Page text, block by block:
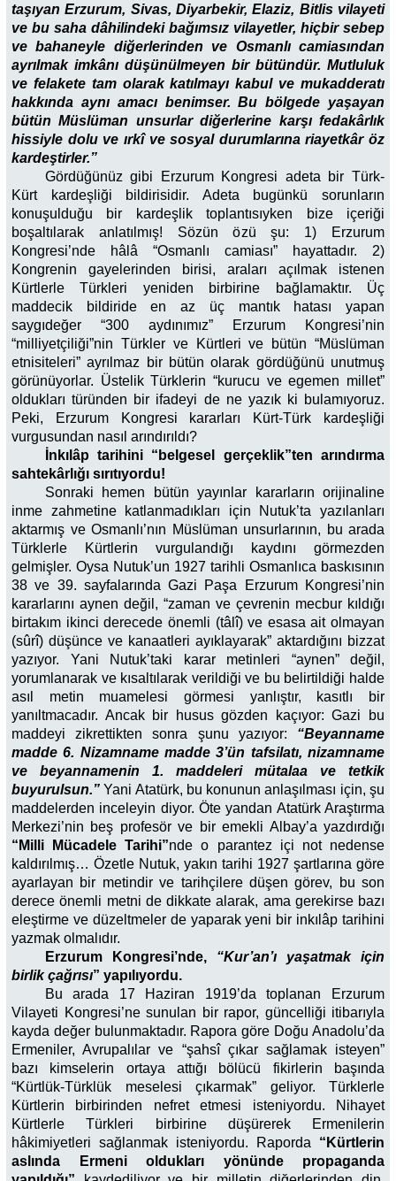
taşıyan Erzurum, Sivas, Diyarbekir, Elaziz, Bitlis vilayeti
ve bu saha dâhilindeki bağımsız vilayetler, hiçbir sebep
ve bahaneyle diğerlerinden ve Osmanlı camiasından
ayrılmak imkânı düşünülmeyen bir bütündür. Mutluluk
ve felakete tam olarak katılmayı kabul ve mukadderatı
hakkında aynı amacı benimser. Bu bölgede yaşayan
bütün Müslüman unsurlar diğerlerine karşı fedakârlık
hissiyle dolu ve ırkî ve sosyal durumlarına riayetkâr öz
kardeştirler.”
Gördüğünüz gibi Erzurum Kongresi adeta bir Türk-
Kürt kardeşliği bildirisidir. Adeta bugünkü sorunların
konuşulduğu bir kardeşlik toplantısıyken bize içeriği
boşaltılarak anlatılmış! Sözün özü şu: 1) Erzurum
Kongresi’nde hâlâ “Osmanlı camiası” hayattadır. 2)
Kongrenin gayelerinden birisi, araları açılmak istenen
Kürtlerle Türkleri yeniden birbirine bağlamaktır. Üç
maddecik bildiride en az üç mantık hatası yapan
saygıdeğer “300 aydınımız” Erzurum Kongresi’nin
“milliyetçiliği”nin Türkler ve Kürtleri ve bütün “Müslüman
etnisiteleri” ayrılmaz bir bütün olarak gördüğünü unutmuş
görünüyorlar. Üstelik Türklerin “kurucu ve egemen millet”
oldukları türünden bir ifadeyi de ne yazık ki bulamıyoruz.
Peki, Erzurum Kongresi kararları Kürt-Türk kardeşliği
vurgusundan nasıl arındırıldı?
İnkılâp tarihini “belgesel gerçeklik”ten arındırma
sahtekârlığı sırıtıyordu!
Sonraki hemen bütün yayınlar kararların orijinaline
inme zahmetine katlanmadıkları için Nutuk’ta yazılanları
aktarmış ve Osmanlı’nın Müslüman unsurlarının, bu arada
Türklerle Kürtlerin vurgulandığı kaydını görmezden
gelmişler. Oysa Nutuk’un 1927 tarihli Osmanlıca baskısının
38 ve 39. sayfalarında Gazi Paşa Erzurum Kongresi’nin
kararlarını aynen değil, “zaman ve çevrenin mecbur kıldığı
birtakım ikinci derecede önemli (tâlî) ve esasa ait olmayan
(sûrî) düşünce ve kanaatleri ayıklayarak” aktardığını bizzat
yazıyor. Yani Nutuk’taki karar metinleri “aynen” değil,
yorumlanarak ve kısaltılarak verildiği ve bu belirtildiği halde
asıl metin muamelesi görmesi yanlıştır, kasıtlı bir
yanıltmacadır. Ancak bir husus gözden kaçıyor: Gazi bu
maddeyi zikrettikten sonra şunu yazıyor: “Beyanname
madde 6. Nizamname madde 3’ün tafsilatı, nizamname
ve beyannamenin 1. maddeleri mütalaa ve tetkik
buyurulsun.” Yani Atatürk, bu konunun anlaşılması için, şu
maddelerden inceleyin diyor. Öte yandan Atatürk Araştırma
Merkezi’nin beş profesör ve bir emekli Albay’a yazdırdığı
“Milli Mücadele Tarihi”nde o parantez içi not nedense
kaldırılmış… Özetle Nutuk, yakın tarihi 1927 şartlarına göre
ayarlayan bir metindir ve tarihçilere düşen görev, bu son
derece önemli metni de dikkate alarak, ama gerekirse bazı
eleştirme ve düzeltmeler de yaparak yeni bir inkılâp tarihini
yazmak olmalıdır.
Erzurum Kongresi’nde, “Kur’an’ı yaşatmak için
birlik çağrısı” yapılıyordu.
Bu arada 17 Haziran 1919’da toplanan Erzurum
Vilayeti Kongresi’ne sunulan bir rapor, güncelliği itibarıyla
kayda değer bulunmaktadır. Rapora göre Doğu Anadolu’da
Ermeniler, Avrupalılar ve “şahsî çıkar sağlamak isteyen”
bazı kimselerin ortaya attığı bölücü fikirlerin başında
“Kürtlük-Türklük meselesi çıkarmak” geliyor. Türklerle
Kürtlerin birbirinden nefret etmesi isteniyordu. Nihayet
Kürtlerle Türkleri birbirine düşürerek Ermenilerin
hâkimiyetleri sağlanmak isteniyordu. Raporda “Kürtlerin
aslında Ermeni oldukları yönünde propaganda